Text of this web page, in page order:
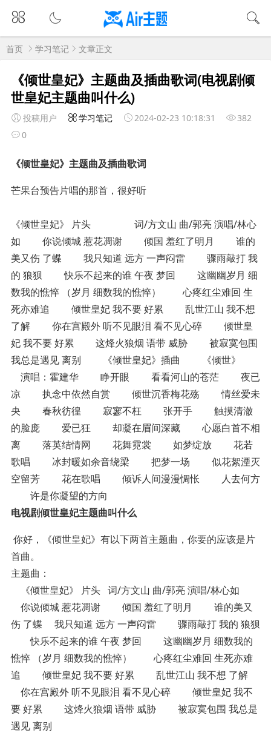
首页 学习笔记 文章正文
《倾世皇妃》主题曲及插曲歌词(电视剧倾
世皇妃主题曲叫什么)
投稿用户 学习笔记 2024-02-23 10:18:31
382
0
《倾世皇妃》主题曲及插曲歌词
芒果台预告片唱的那首，很好听
《倾世皇妃》 片头 词/方文山 曲/郭亮 演唱/林心
如 你说倾城 惹花凋谢 倾国 羞红了明月 谁的
美又伤 了蝶 我只知道 远方 一声闷雷 骤雨敲打 我
的 狼狈 快乐不起来的谁 午夜 梦回 这幽幽岁月 细
数我的憔悴 （岁月 细数我的憔悴） 心疼红尘难回 生
死亦难追 倾世皇妃 我不要 好累 乱世江山 我不想
了解 你在宫殿外 听不见眼泪 看不见心碎 倾世皇
妃 我不要 好累 这烽火狼烟 语带 威胁 被寂寞包围
我总是遇见 离别 《倾世皇妃》插曲 《倾世》
演唱：霍建华 睁开眼 看看河山的苍茫 夜已
凉 执念中依然自赏 倾世沉香梅花殇 情丝爱未
央 春秋彷徨 寂寥不枉 张开手 触摸清澈
的脸庞 爱已狂 却凝在眉间深藏 心愿白首不相
离 落英结情网 花舞霓裳 如梦绽放 花若
歌唱 冰封暖如余音绕梁 把梦一场 似花絮湮灭
空留芳 花在歌唱 倾诉人间漫漫惆怅 人去何方
许是你凝望的方向
电视剧倾世皇妃主题曲叫什么
你好，《倾世皇妃》有以下两首主题曲，你要的应该是片
首曲。
主题曲：
《倾世皇妃》 片头 词/方文山 曲/郭亮 演唱/林心如
你说倾城 惹花凋谢 倾国 羞红了明月 谁的美又
伤 了蝶 我只知道 远方 一声闷雷 骤雨敲打 我的 狼狈
快乐不起来的谁 午夜 梦回 这幽幽岁月 细数我的
憔悴 （岁月 细数我的憔悴） 心疼红尘难回 生死亦难
追 倾世皇妃 我不要 好累 乱世江山 我不想 了解
你在宫殿外 听不见眼泪 看不见心碎 倾世皇妃 我不
要 好累 这烽火狼烟 语带 威胁 被寂寞包围 我总是
遇见 离别